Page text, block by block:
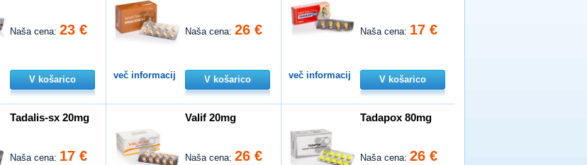
Naša cena:23 €
V košarico
Naša cena:26 €
več informacij V košarico
Naša cena: 17 €
več informacij V košarico
Tadalis-sx 20mg
Naša cena: 17 €
Valif 20mg
Naša cena:26 €
Tadapox 80mg
Naša cena:26 €